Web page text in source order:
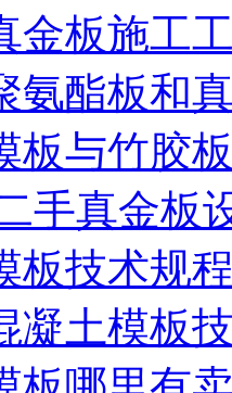
金板施工
氨酯板和
板与竹胶
手真金板
板技术规
凝土模板